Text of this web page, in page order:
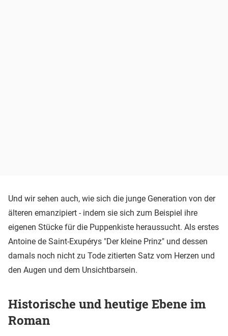
Und wir sehen auch, wie sich die junge Generation von der
älteren emanzipiert - indem sie sich zum Beispiel ihre
eigenen Stücke für die Puppenkiste heraussucht. Als erstes
Antoine de Saint-Exupérys "Der kleine Prinz" und dessen
damals noch nicht zu Tode zitierten Satz vom Herzen und
den Augen und dem Unsichtbarsein.
Historische und heutige Ebene im
Roman